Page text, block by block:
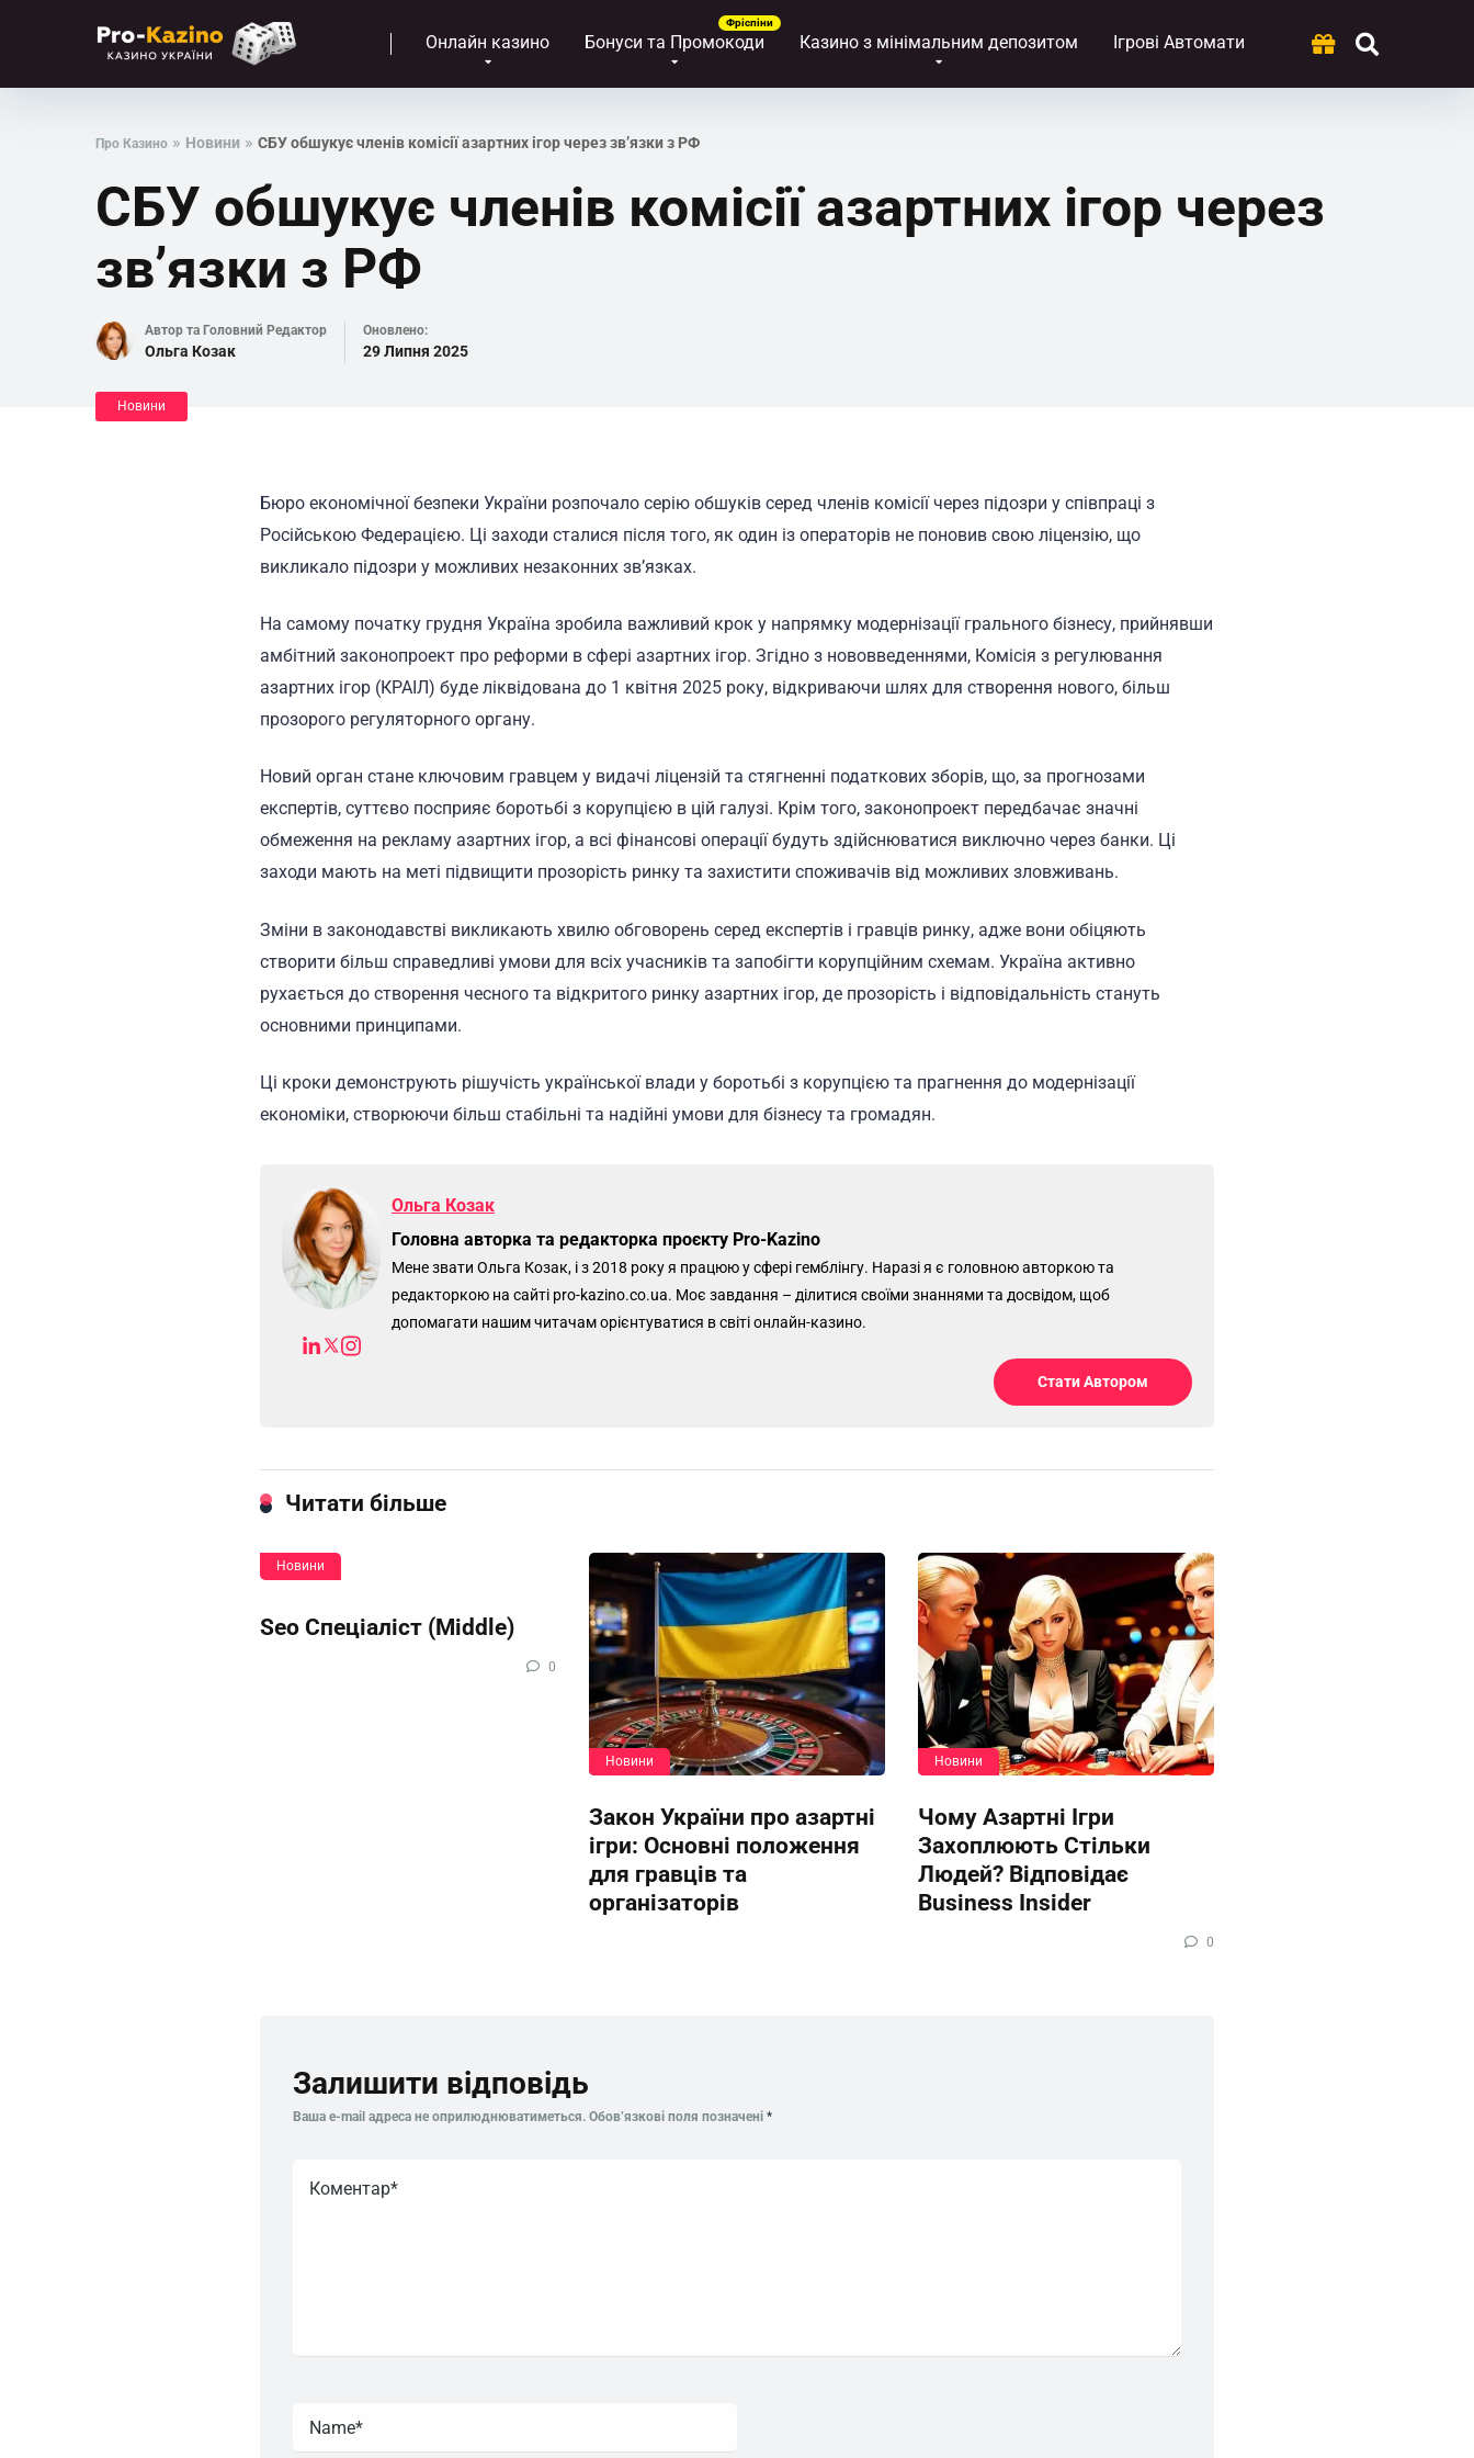
Онлайн казино Бонуси та Промокоди Казино з мінімальним депозитом Ігрові Автомати
Про Казино » Новини » СБУ обшукує членів комісії азартних ігор через зв’язки з РФ
СБУ обшукує членів комісії азартних ігор через
зв’язки з РФ
Автор та Головний Редактор
Ольга Козак
Оновлено:
29 Липня 2025
Новини
Бюро економічної безпеки України розпочало серію обшуків серед членів комісії через підозри у співпраці з
Російською Федерацією. Ці заходи сталися після того, як один із операторів не поновив свою ліцензію, що
викликало підозри у можливих незаконних зв’язках.
На самому початку грудня Україна зробила важливий крок у напрямку модернізації грального бізнесу, прийнявши
амбітний законопроект про реформи в сфері азартних ігор. Згідно з нововведеннями, Комісія з регулювання
азартних ігор (КРАІЛ) буде ліквідована до 1 квітня 2025 року, відкриваючи шлях для створення нового, більш
прозорого регуляторного органу.
Новий орган стане ключовим гравцем у видачі ліцензій та стягненні податкових зборів, що, за прогнозами
експертів, суттєво посприяє боротьбі з корупцією в цій галузі. Крім того, законопроект передбачає значні
обмеження на рекламу азартних ігор, а всі фінансові операції будуть здійснюватися виключно через банки. Ці
заходи мають на меті підвищити прозорість ринку та захистити споживачів від можливих зловживань.
Зміни в законодавстві викликають хвилю обговорень серед експертів і гравців ринку, адже вони обіцяють
створити більш справедливі умови для всіх учасників та запобігти корупційним схемам. Україна активно
рухається до створення чесного та відкритого ринку азартних ігор, де прозорість і відповідальність стануть
основними принципами.
Ці кроки демонструють рішучість української влади у боротьбі з корупцією та прагнення до модернізації
економіки, створюючи більш стабільні та надійні умови для бізнесу та громадян.
Ольга Козак
Головна авторка та редакторка проєкту Pro-Kazino
Мене звати Ольга Козак, і з 2018 року я працюю у сфері гемблінгу. Наразі я є головною авторкою та
редакторкою на сайті pro-kazino.co.ua. Моє завдання – ділитися своїми знаннями та досвідом, щоб
допомагати нашим читачам орієнтуватися в світі онлайн-казино.
Стати Автором
Читати більше
Новини
Seo Спеціаліст (Middle)
0
Новини
Закон України про азартні
ігри: Основні положення
для гравців та
організаторів
Новини
Чому Азартні Ігри
Захоплюють Стільки
Людей? Відповідає
Business Insider
0
Залишити відповідь
Ваша e-mail адреса не оприлюднюватиметься. Обов’язкові поля позначені *